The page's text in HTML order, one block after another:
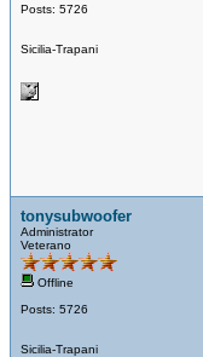
Posts: 5726
Sicilia-Trapani
tonysubwoofer
Administrator
Veterano
Offline
Posts: 5726
Sicilia-Trapani